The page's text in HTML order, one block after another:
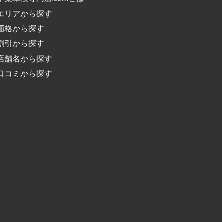
リアから探す
格から探す
引から探す
舗名から探す
コミから探す